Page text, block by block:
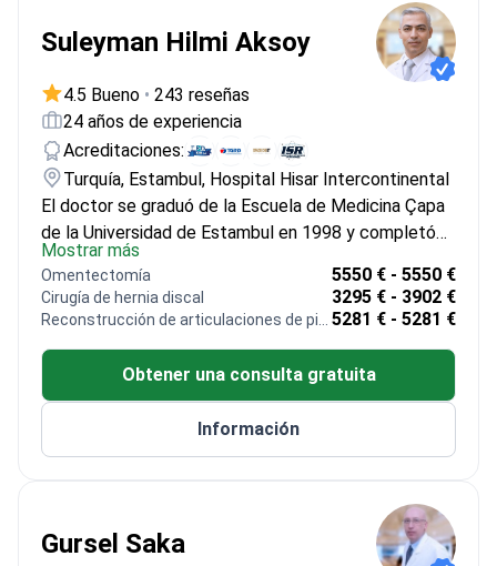
Suleyman Hilmi Aksoy
4.5 Bueno • 243 reseñas
24 años de experiencia
Acreditaciones:
Turquía, Estambul, Hospital Hisar Intercontinental
El doctor se graduó de la Escuela de Medicina Çapa
de la Universidad de Estambul en 1998 y completó
una residencia en Radiodiagnóstico y Radiología
Intervencionista en la Escuela de Medicina
Cerrahpaşa en 2002. Especializándose en Radiología
Intervencionista, el doctor ha participado en 12
congresos locales y uno internacional, contribuyendo
con numerosas presentaciones orales y escritas. El
Entrenamiento e Investigación Haseki.<\/p>
Mostrar más
Omentectomía 5550 € - 5550 €
Cirugía de hernia discal 3295 € - 3902 €
5281 € - 5281 €
Obtener una consulta gratuita
Información
Gursel Saka